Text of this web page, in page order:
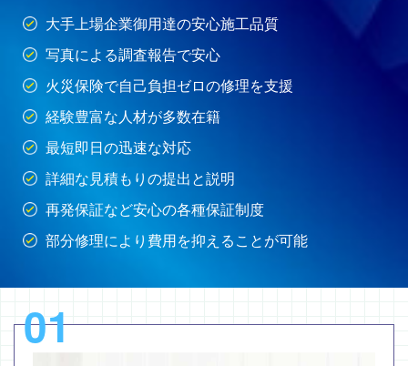
大手上場企業御用達の安心施工品質
写真による調査報告で安心
火災保険で自己負担ゼロの修理を支援
経験豊富な人材が多数在籍
最短即日の迅速な対応
詳細な見積もりの提出と説明
再発保証など安心の各種保証制度
部分修理により費用を抑えることが可能
01